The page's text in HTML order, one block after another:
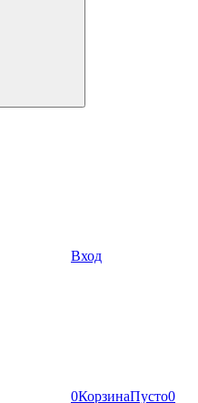
Вход
0КорзинаПусто0